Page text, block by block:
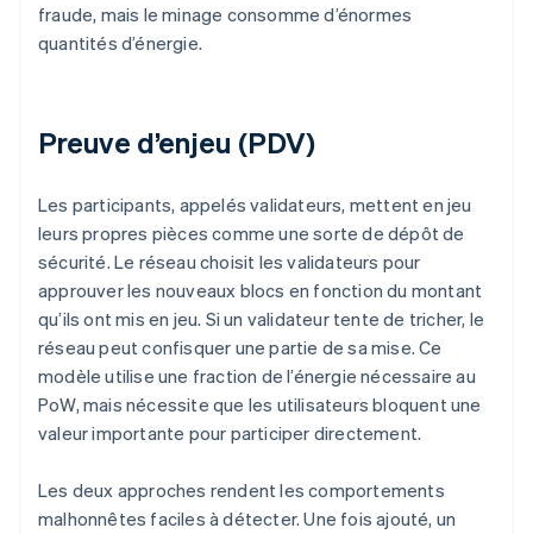
fraude, mais le minage consomme d’énormes
quantités d’énergie.
Preuve d’enjeu (PDV)
Les participants, appelés validateurs, mettent en jeu
leurs propres pièces comme une sorte de dépôt de
sécurité. Le réseau choisit les validateurs pour
approuver les nouveaux blocs en fonction du montant
qu’ils ont mis en jeu. Si un validateur tente de tricher, le
réseau peut confisquer une partie de sa mise. Ce
modèle utilise une fraction de l’énergie nécessaire au
PoW, mais nécessite que les utilisateurs bloquent une
valeur importante pour participer directement.
Les deux approches rendent les comportements
malhonnêtes faciles à détecter. Une fois ajouté, un